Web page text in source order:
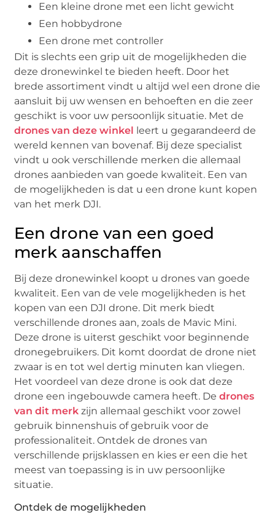
Een kleine drone met een licht gewicht
Een hobbydrone
Een drone met controller
Dit is slechts een grip uit de mogelijkheden die
deze dronewinkel te bieden heeft. Door het
brede assortiment vindt u altijd wel een drone die
aansluit bij uw wensen en behoeften en die zeer
geschikt is voor uw persoonlijk situatie. Met de
drones van deze winkel
leert u gegarandeerd de
wereld kennen van bovenaf. Bij deze specialist
vindt u ook verschillende merken die allemaal
drones aanbieden van goede kwaliteit. Een van
de mogelijkheden is dat u een drone kunt kopen
van het merk DJI.
Een drone van een goed
merk aanschaffen
Bij deze dronewinkel koopt u drones van goede
kwaliteit. Een van de vele mogelijkheden is het
kopen van een DJI drone. Dit merk biedt
verschillende drones aan, zoals de Mavic Mini.
Deze drone is uiterst geschikt voor beginnende
dronegebruikers. Dit komt doordat de drone niet
zwaar is en tot wel dertig minuten kan vliegen.
Het voordeel van deze drone is ook dat deze
drone een ingebouwde camera heeft. Dedrones
van dit merk zijn allemaal geschikt voor zowel
gebruik binnenshuis of gebruik voor de
professionaliteit. Ontdek de drones van
verschillende prijsklassen en kies er een die het
meest van toepassing is in uw persoonlijke
situatie.
Ontdek de mogelijkheden